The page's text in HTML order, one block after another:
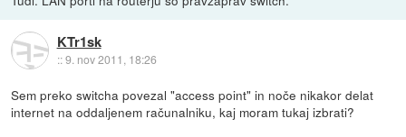
KTr1sk
::9. nov 2011, 18:26
Sem preko switcha povezal "access point" in noče nikakor delat
internet na oddaljenem računalniku, kaj moram tukaj izbrati?